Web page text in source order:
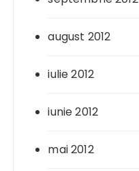
august 2012
iulie 2012
iunie 2012
mai 2012